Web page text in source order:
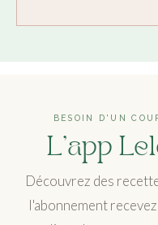
BESOIN D'UN
L'app
Découvrez des
l'abonnement